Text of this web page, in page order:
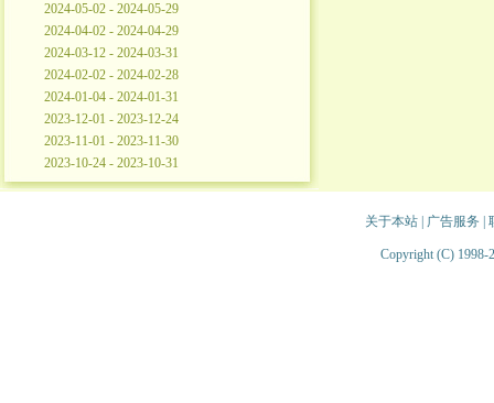
2024-05-02 - 2024-05-29
2024-04-02 - 2024-04-29
2024-03-12 - 2024-03-31
2024-02-02 - 2024-02-28
2024-01-04 - 2024-01-31
2023-12-01 - 2023-12-24
2023-11-01 - 2023-11-30
2023-10-24 - 2023-10-31
关于本站| 广告服务
Copyright (C) 1998-